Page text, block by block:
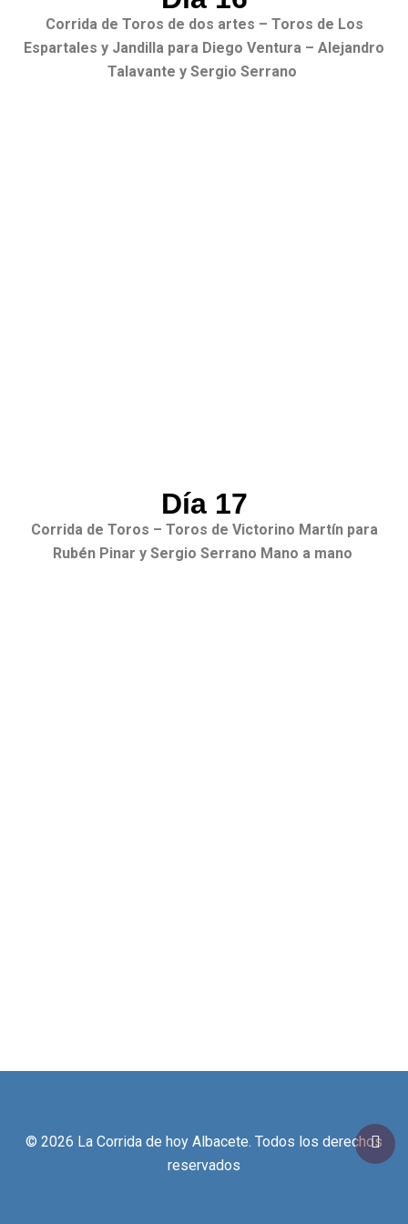
Corrida de Toros de dos artes – Toros de Los
Espartales y Jandilla para Diego Ventura – Alejandro
Talavante y Sergio Serrano
Día 17
Corrida de Toros – Toros de Victorino Martín para
Rubén Pinar y Sergio Serrano Mano a mano
© 2026 La Corrida de hoy Albacete. Todos los derechos
reservados